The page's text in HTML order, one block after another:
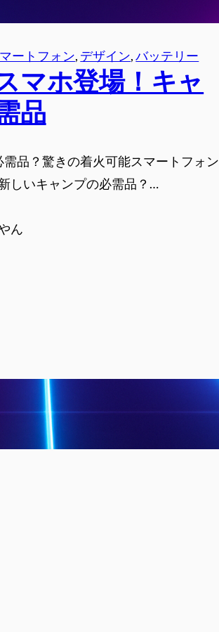
ートフォン, デザイン, バッテリー
マホ登場！キャ
品
品？驚きの着火可能スマートフォン
しいキャンプの必需品？…
ん